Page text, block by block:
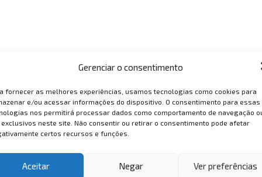
Gerenciar o consentimento
fornecer as melhores experiências, usamos tecnologias como cookies para
e/ou acessar informações do dispositivo. O consentimento para essas
nos permitirá processar dados como comportamento de navegação
exclusivos neste site. Não consentir ou retirar o consentimento pode afetar
certos recursos e funções.
Aceitar Negar Ver preferências